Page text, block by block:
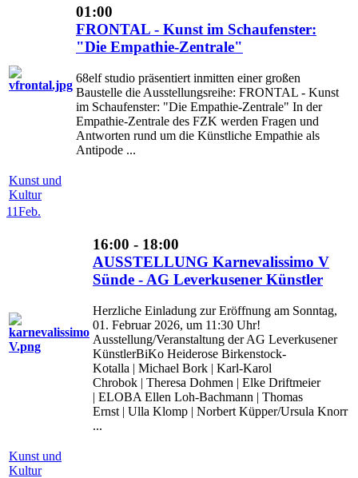
01:00
FRONTAL - Kunst im Schaufenster:
"Die Empathie-Zentrale"
68elf studio präsentiert inmitten einer großen
Baustelle die Ausstellungsreihe: FRONTAL - Kunst
im Schaufenster: "Die Empathie-Zentrale" In der
Empathie-Zentrale des FZK werden Fragen und
Antworten rund um die Künstliche Empathie als
Antipode ...
Kunst und
Kultur
11Feb.
16:00 - 18:00
AUSSTELLUNG Karnevalissimo V
Sünde - AG Leverkusener Künstler
Herzliche Einladung zur Eröffnung am Sonntag,
01. Februar 2026, um 11:30 Uhr!
Ausstellung/Veranstaltung der AG Leverkusener
KünstlerBiKo Heiderose Birkenstock-
Kotalla | Michael Bork | Karl-Karol
Chrobok | Theresa Dohmen | Elke Driftmeier
| ELOBA Ellen Loh-Bachmann | Thomas
Ernst | Ulla Klomp | Norbert Küpper/Ursula Knorr
...
Kunst und
Kultur